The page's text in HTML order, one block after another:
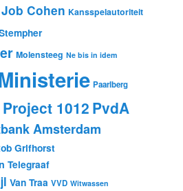
Job Cohen Kansspelautoriteit
Molensteeg Ne bis in idem
Paarlberg
Project 1012 PvdA
Amsterdam
Grifhorst
Telegraaf
Van Traa VVD Witwassen